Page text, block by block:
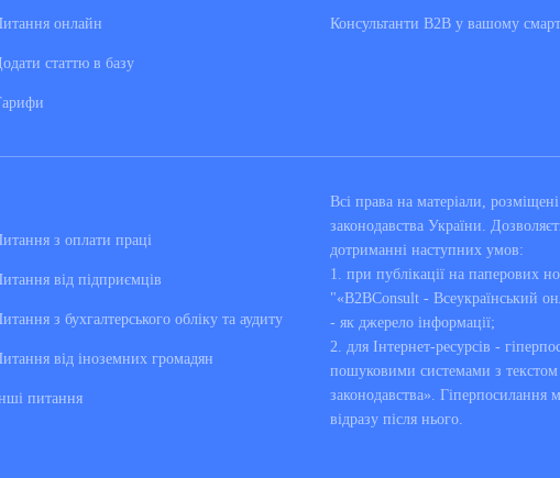
онлайн
статтю в базу
Консультанти В2В у вашому
з оплати праці
від підприємців
з бухгалтерського обліку та аудиту
від іноземних громадян
питання
Всі права на матеріали,
законодавства України.
дотриманні наступних умов:
1. при публікації на паперових
"«B2BConsult - Всеукраїнський
- як джерело інформації;
2. для Інтернет-ресурсів -
пошуковими системами з текстом
законодавства». Гіперпосилання
відразу після нього.